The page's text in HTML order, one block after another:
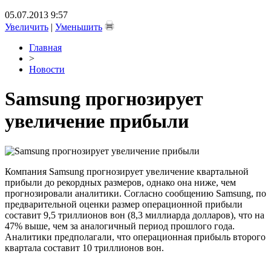
05.07.2013 9:57
Увеличить | Уменьшить
Главная
>
Новости
Samsung прогнозирует
увеличение прибыли
Компания Samsung прогнозирует увеличение квартальной
прибыли до рекордных размеров, однако она ниже, чем
прогнозировали аналитики. Согласно сообщению Samsung, по
предварительной оценки размер операционной прибыли
составит 9,5 триллионов вон (8,3 миллиарда долларов), что на
47% выше, чем за аналогичный период прошлого года.
Аналитики предполагали, что операционная прибыль второго
квартала составит 10 триллионов вон.